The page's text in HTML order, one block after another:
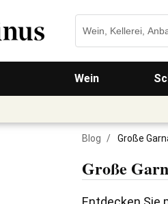
Wein
Blog / Große
Große